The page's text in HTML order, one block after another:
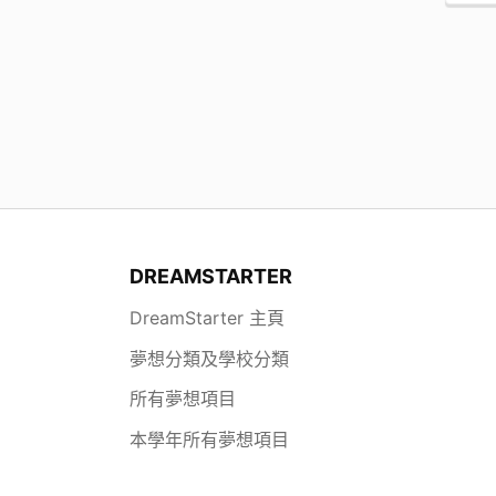
DREAMSTARTER
DreamStarter 主頁
夢想分類及學校分類
所有夢想項目
本學年所有夢想項目